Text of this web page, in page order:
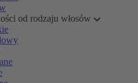
od rodzaju włosów